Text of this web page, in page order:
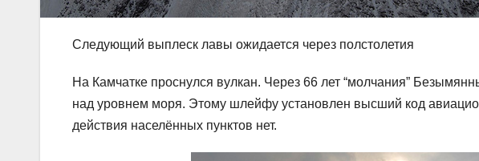
Следующий выплеск лавы ожидается через полстолетия
На Камчатке проснулся вулкан. Через 66 лет “молчания”
над уровнем моря. Этому шлейфу установлен высший код
действия населённых пунктов нет.